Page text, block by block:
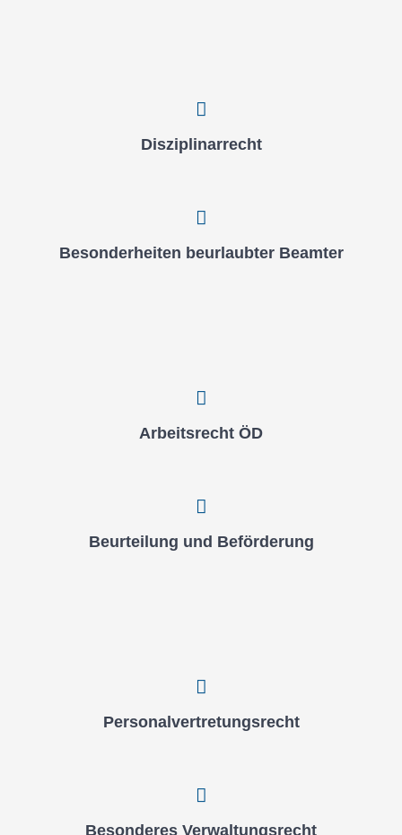
Dis­zi­pli­nar­recht
Beson­der­hei­ten beur­laub­ter Beam­ter
Arbeits­recht ÖD
Beur­tei­lung und Beför­de­rung
Per­so­nal­ver­tre­tungs­recht
Beson­de­res Ver­wal­tungs­recht